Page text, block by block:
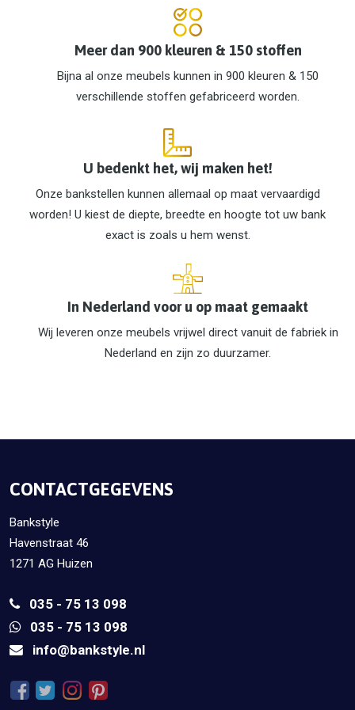
Meer dan 900 kleuren & 150 stoffen
Bijna al onze meubels kunnen in 900 kleuren & 150
verschillende stoffen gefabriceerd worden.
U bedenkt het, wij maken het!
Onze bankstellen kunnen allemaal op maat vervaardigd
worden! U kiest de diepte, breedte en hoogte tot uw bank
exact is zoals u hem wenst.
In Nederland voor u op maat gemaakt
Wij leveren onze meubels vrijwel direct vanuit de fabriek in
Nederland en zijn zo duurzamer.
CONTACTGEGEVENS
Bankstyle
Havenstraat 46
1271 AG Huizen
035 - 75 13 098
035 - 75 13 098
info@bankstyle.nl